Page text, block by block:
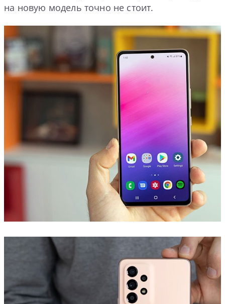
на новую модель точно не стоит.